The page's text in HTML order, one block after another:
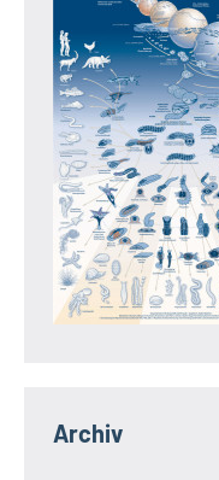
Archiv